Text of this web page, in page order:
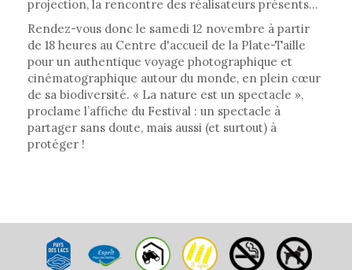
projection, la rencontre des réalisateurs présents...
Rendez-vous donc le samedi 12 novembre à partir
de 18 heures au Centre d'accueil de la Plate-Taille
pour un authentique voyage photographique et
cinématographique autour du monde, en plein cœur
de sa biodiversité. « La nature est un spectacle »,
proclame l’affiche du Festival : un spectacle à
partager sans doute, mais aussi (et surtout) à
protéger !